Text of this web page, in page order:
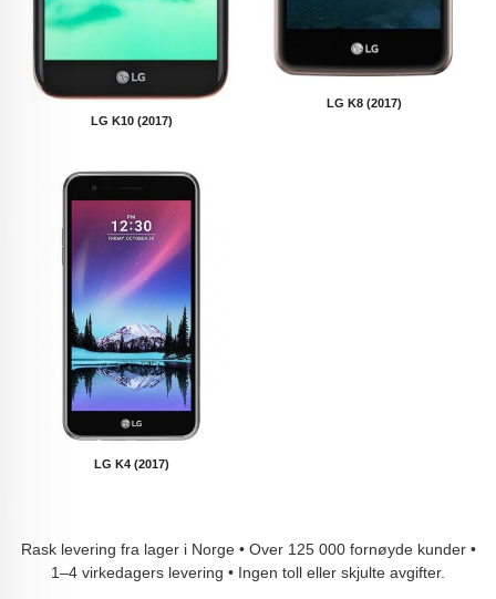
LG K10 (2017)
LG K8 (2017)
LG K4 (2017)
Rask levering fra lager i Norge • Over 125 000 fornøyde kunder •
1–4 virkedagers levering • Ingen toll eller skjulte avgifter.